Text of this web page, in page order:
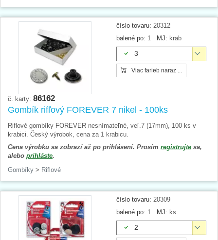
číslo tovaru: 20312
balené po: 1 MJ: krab
3
Viac farieb naraz ...
č. karty: 86162
Gombík rifľový FOREVER 7 nikel - 100ks
Riflové gombíky FOREVER nesnímateľné, veľ.7 (17mm), 100 ks v
krabici. Český výrobok, cena za 1 krabicu.
Cena výrobku sa zobrazí až po prihlásení. Prosím registrujte sa,
alebo prihláste.
Gombíky > Riflové
číslo tovaru: 20309
balené po: 1 MJ: ks
2